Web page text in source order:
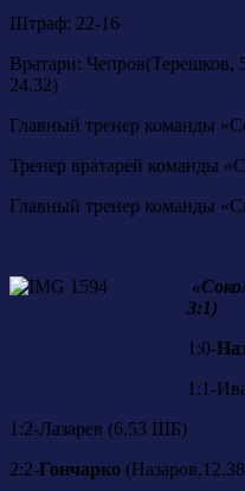
Штраф: 22-16
Вратари: Чепров(Терешков,
24.32)
Главный тренер команды
Тренер вратарей команды
Главный тренер команды
3:1)
1:0-
1:1-
1:2-Лазарев (6.53 ШБ)
2:2-Гончарко